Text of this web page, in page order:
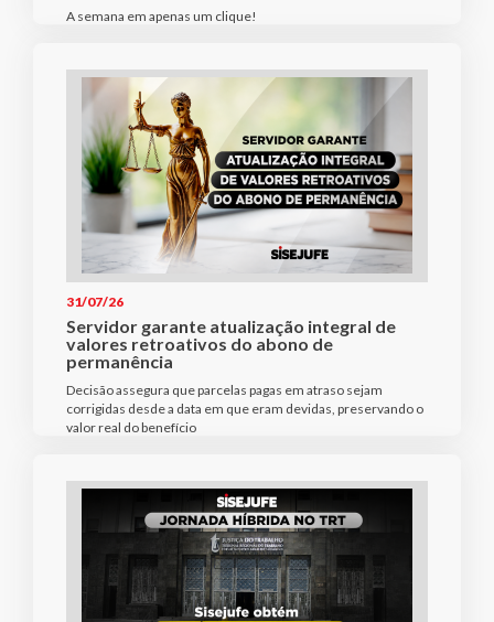
A semana em apenas um clique!
31/07/26
Servidor garante atualização integral de
valores retroativos do abono de
permanência
Decisão assegura que parcelas pagas em atraso sejam
corrigidas desde a data em que eram devidas, preservando o
valor real do benefício